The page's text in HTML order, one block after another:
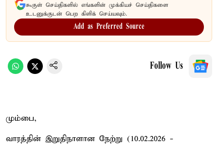
கூகுள் செய்திகளில் எங்களின் முக்கியச் செய்திகளை
உடனுக்குடன் பெற கிளிக் செய்யவும்.
Add as Preferred Source
Follow Us
மும்பை,
வாரத்தின் இறுதிநாளான நேற்று (10.02.2026 -